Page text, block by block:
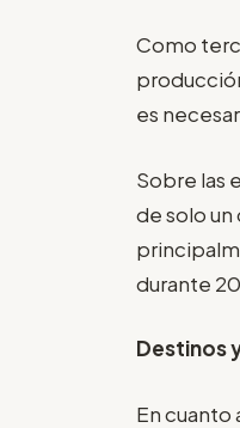
Como
es
Sobre las
de solo
durante
Destinos
En